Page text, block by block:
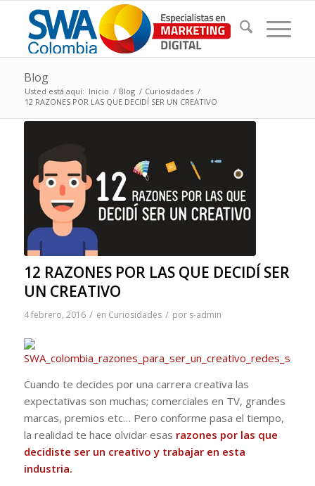
Blog
Usted está aquí: Inicio / Blog / Curiosidades /
12 RAZONES POR LAS QUE DECIDÍ SER UN CREATIVO
12 RAZONES POR LAS QUE DECIDÍ SER
UN CREATIVO
4 febrero, 2016 / en Curiosidades / por s-admin
Cuando te decides por una carrera creativa las
expectativas son muchas; comerciales en TV, grandes
marcas, premios etc… Pero conforme pasa el tiempo,
la realidad te hace olvidar esas razones por las que
decidiste ser un creativo y trabajar en esta
industria.